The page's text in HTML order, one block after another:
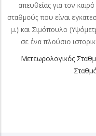
απευθείας για τον
σταθμούς που είναι
μ.) και Σιμόπουλο
σε ένα πλούσιο
Μετεωρολογικός